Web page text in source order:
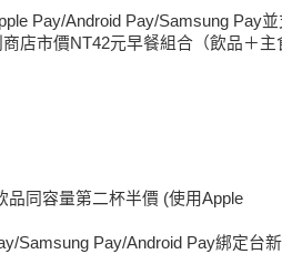
Pay/Android Pay/Samsung Pay並
店市價NT42元早餐組合（飲品＋主
同容量第二杯半價 (使用Apple
Samsung Pay/Android Pay綁定台